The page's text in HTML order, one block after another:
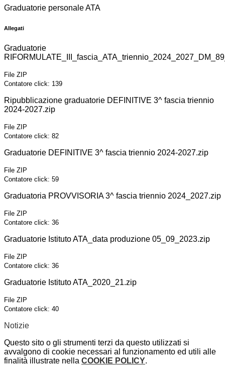
Graduatorie personale ATA
Allegati
Graduatorie
File ZIP
Contatore click: 139
Ripubblicazione graduatorie DEFINITIVE 3^ fascia triennio
2024-2027.zip
File ZIP
Contatore click: 82
Graduatorie DEFINITIVE 3^ fascia triennio 2024-2027.zip
File ZIP
Contatore click: 59
Graduatoria PROVVISORIA 3^ fascia triennio 2024_2027.zip
File ZIP
Contatore click: 36
Graduatorie Istituto ATA_data produzione 05_09_2023.zip
File ZIP
Contatore click: 36
Graduatorie Istituto ATA_2020_21.zip
File ZIP
Contatore click: 40
Notizie
Questo sito o gli strumenti terzi da questo utilizzati si
avvalgono di cookie necessari al funzionamento ed utili alle
finalità illustrate nella COOKIE POLICY.